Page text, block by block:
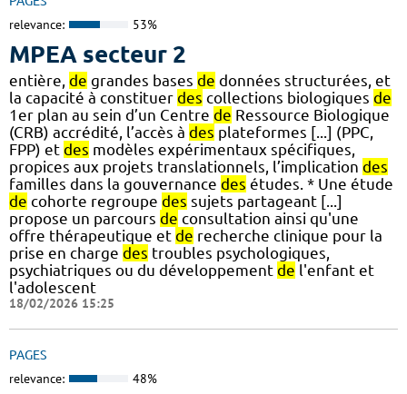
relevance: 53%
MPEA secteur 2
entière, de grandes bases de données structurées, et
la capacité à constituer des collections biologiques de
1er plan au sein d’un Centre de Ressource Biologique
(CRB) accrédité, l’accès à des plateformes [...] (PPC,
FPP) et des modèles expérimentaux spécifiques,
propices aux projets translationnels, l’implication des
familles dans la gouvernance des études. * Une étude
de cohorte regroupe des sujets partageant [...]
propose un parcours de consultation ainsi qu'une
offre thérapeutique et de recherche clinique pour la
prise en charge des troubles psychologiques,
psychiatriques ou du développement de l'enfant et
l'adolescent
18/02/2026 15:25
PAGES
relevance: 48%